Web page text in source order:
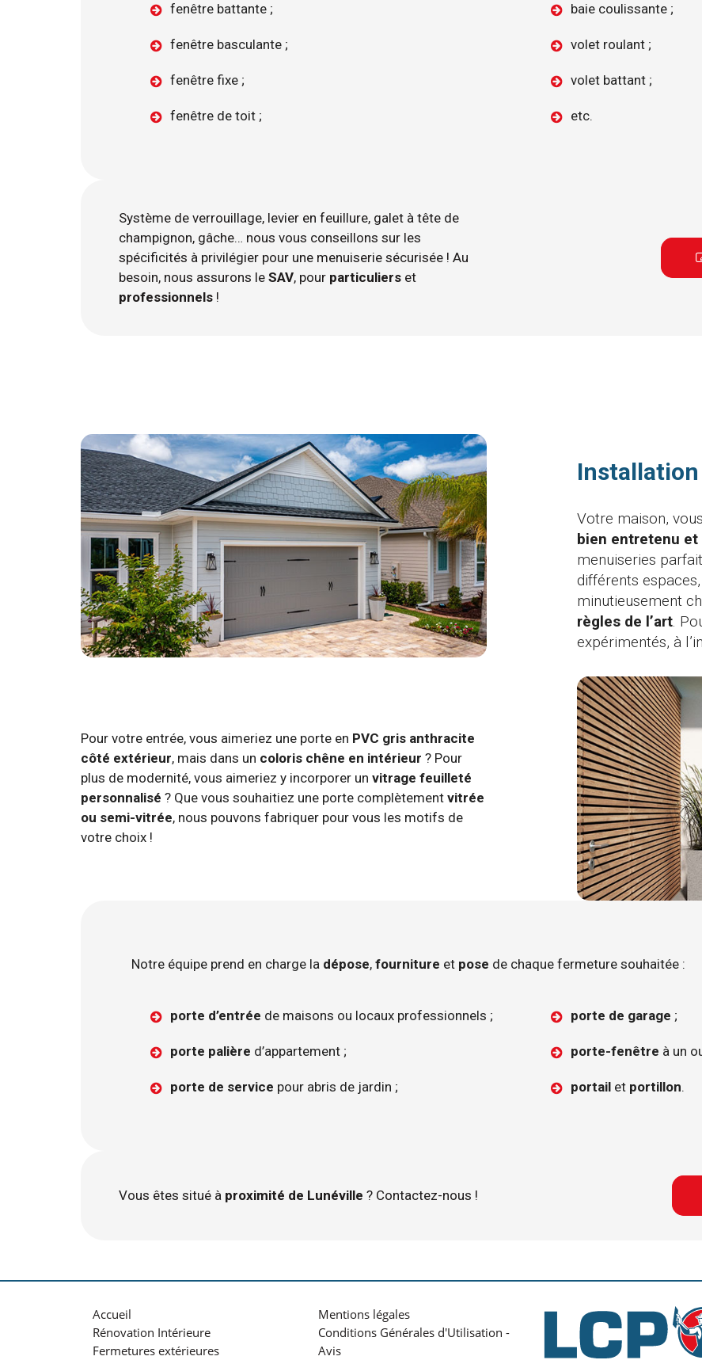
fenêtre battante ;
fenêtre basculante ;
fenêtre fixe ;
fenêtre de toit ;
baie coulissante ;
volet roulant ;
volet battant ;
etc.
Système de verrouillage, levier en feuillure, galet à tête de
champignon, gâche… nous vous conseillons sur les
spécificités à privilégier pour une menuiserie sécurisée ! Au
besoin, nous assurons le SAV, pour particuliers et
professionnels !
Votre maison,
bien entretenu
menuiseries
différents
minutieusement
règles de l’art.
expérimentés, à
Pour votre entrée, vous aimeriez une porte en PVC gris anthracite
côté extérieur, mais dans un coloris chêne en intérieur ? Pour
plus de modernité, vous aimeriez y incorporer un vitrage feuilleté
personnalisé ? Que vous souhaitiez une porte complètement vitrée
ou semi-vitrée, nous pouvons fabriquer pour vous les motifs de
votre choix !
Notre équipe prend en charge la dépose, fourniture et pose de chaque fermeture souhaitée :
porte d’entrée de maisons ou locaux professionnels ;
porte palière d’appartement ;
porte de service pour abris de jardin ;
porte de garage ;
porte-fenêtre à un
portail et portillon.
Vous êtes situé à proximité de Lunéville ? Contactez-nous !
Accueil
Rénovation Intérieure
Fermetures extérieures
Mentions légales
Conditions Générales d'Utilisation -
Avis